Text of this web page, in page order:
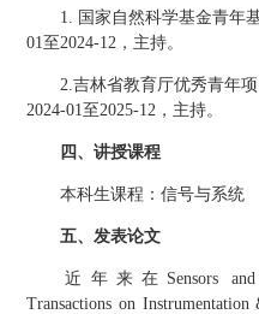
1. 国家自然科学基金青年
01 至2024-12 ，主持。
2.吉林省教育厅优秀青年
2024-01 至2025-12 ，主持。
四、讲授课程
本科生课程：信号与系统
五、发表论文
近年来在 Sensors
Transactions on Instrumentation